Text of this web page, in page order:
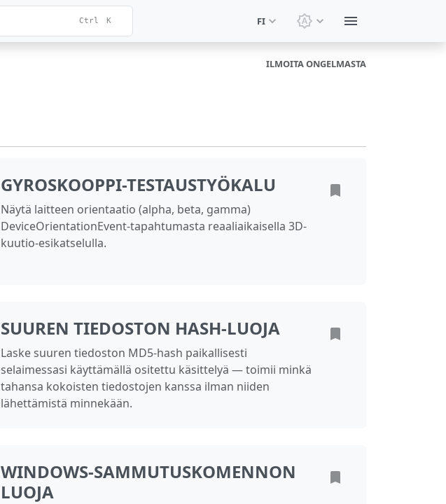
Ctrl K FI Vaihda teemaa:
ILMOITA ONGELMASTA
GYROSKOOPPI-TESTAUSTYÖKALU
Näytä laitteen orientaatio (alpha, beta, gamma)
DeviceOrientationEvent-tapahtumasta reaaliaikaisella 3D-
kuutio-esikatselulla.
SUUREN TIEDOSTON HASH-LUOJA
Laske suuren tiedoston MD5-hash paikallisesti
selaimessasi käyttämällä ositettu käsittelyä — toimii minkä
tahansa kokoisten tiedostojen kanssa ilman niiden
lähettämistä minnekään.
WINDOWS-SAMMUTUSKOMENNON
LUOJA